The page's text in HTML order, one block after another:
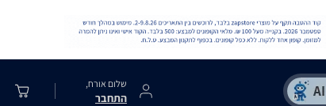
שלום אורח,
התחבר